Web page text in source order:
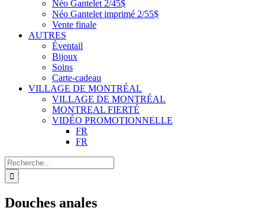
Néo Gantelet 2/45$
Néo Gantelet imprimé 2/55$
Vente finale
AUTRES
Éventail
Bijoux
Soins
Carte-cadeau
VILLAGE DE MONTRÉAL
VILLAGE DE MONTRÉAL
MONTREAL FIERTÉ
VIDÉO PROMOTIONNELLE
FR
FR
Recherche
de
:
Douches anales